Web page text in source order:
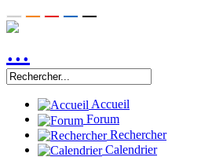
Accueil
Forum
Rechercher
Calendrier